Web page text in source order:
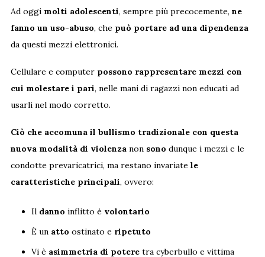
Ad oggi molti adolescenti, sempre più precocemente, ne
fanno un uso-abuso, che può portare ad una dipendenza
da questi mezzi elettronici.
Cellulare e computer possono rappresentare mezzi con
cui molestare i pari, nelle mani di ragazzi non educati ad
usarli nel modo corretto.
Ciò che accomuna il bullismo tradizionale con questa
nuova modalità di violenzanon sono dunque i mezzi e le
condotte prevaricatrici, ma restano invariatele
caratteristiche principali, ovvero:
Il danno inflitto è volontario
È un atto ostinato e ripetuto
Vi è asimmetria di poteretra cyberbullo e vittima